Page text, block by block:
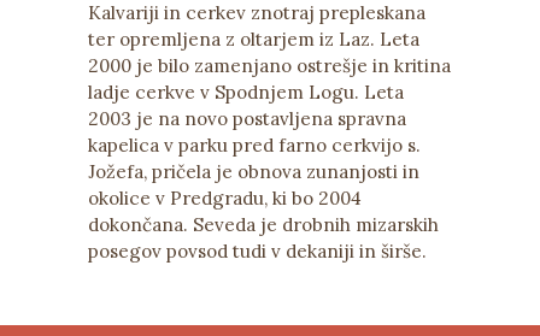
Kalvariji in cerkev znotraj prepleskana
ter opremljena z oltarjem iz Laz. Leta
2000 je bilo zamenjano ostrešje in kritina
ladje cerkve v Spodnjem Logu. Leta
2003 je na novo postavljena spravna
kapelica v parku pred farno cerkvijo s.
Jožefa, pričela je obnova zunanjosti in
okolice v Predgradu, ki bo 2004
dokončana. Seveda je drobnih mizarskih
posegov povsod tudi v dekaniji in širše.